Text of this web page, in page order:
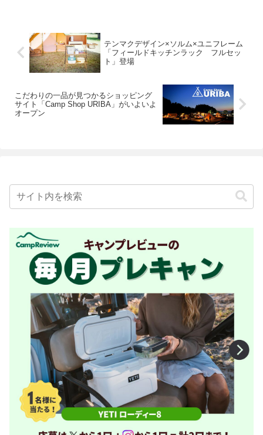
テンマクデザイン×ソルム×ユニフレーム
「フィールドキッチンラック フルセッ
ト」登場
こだわりの一品が見つかるショッピング
サイト「Camp Shop URIBA」がいよいよ
オープン